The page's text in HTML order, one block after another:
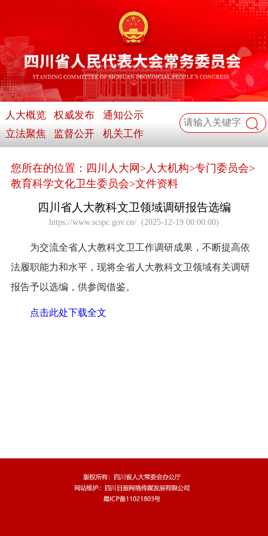
人大概览 权威发布
通知公示
立法聚焦
监督公开 机关工作
您所在的位置： 四川人大网 >人大机构>专门委员会>
教育科学文化卫生委员会>文件资料
四川省人大教科文卫领域调研报告选编
https://www.scspc.gov.cn/ (2025-12-19 00:00:00)
为交流全省人大教科文卫工作调研成果，不断提高依
法履职能力和水平，现将全省人大教科文卫领域有关调研
报告予以选编，供参阅借鉴。
点击此处下载全文